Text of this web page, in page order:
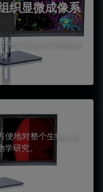
组织显微成像系
神经系统科学和组织
。
便地对整个生物体进
研究。